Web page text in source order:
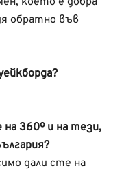
обратно във
360º и на тези,
дали сте на